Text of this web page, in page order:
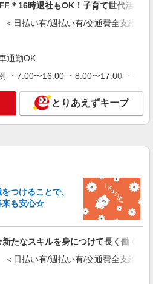
なサ高住で生活ケア▼清掃やフロ
ど
ガソリン代含む)＞
辺
詳細を見る
＊16時退社もOK！子育て世代活躍中
日払い有/週払い有/交通費全支給(ガ
通勤OK
例 ・7:00〜16:00 ・8:00〜17:00 ・
とりあえずキープ
つけることで、
来も安心☆
たなスキルを身につけて長く働く♪
日払い有/週払い有/交通費全支給(ガ